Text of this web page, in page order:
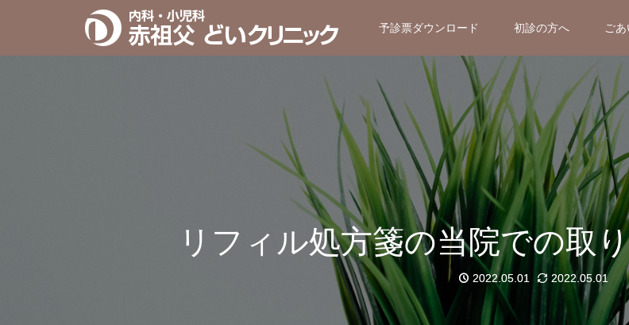
予診票ダウンロード 初診の方へ ご
リフィル処方箋の当院での取
2022.05.01 2022.05.01